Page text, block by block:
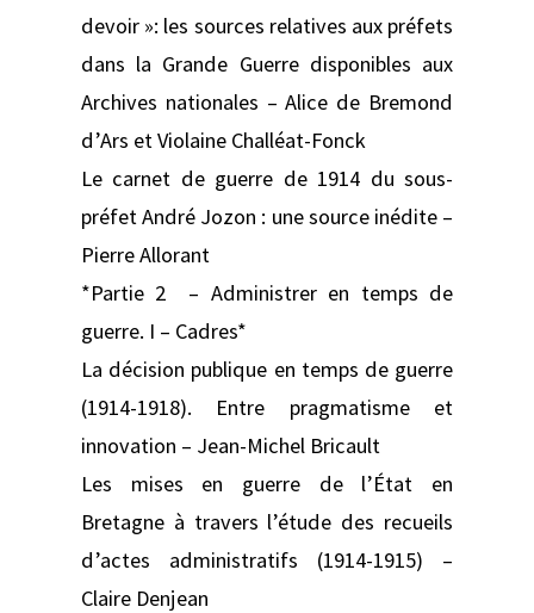
devoir »: les sources relatives aux préfets
dans la Grande Guerre disponibles aux
Archives nationales – Alice de Bremond
d’Ars et Violaine Challéat-Fonck
Le carnet de guerre de 1914 du sous-
préfet André Jozon : une source inédite –
Pierre Allorant
*Partie 2 – Administrer en temps de
guerre. I – Cadres*
La décision publique en temps de guerre
(1914-1918). Entre pragmatisme et
innovation – Jean-Michel Bricault
Les mises en guerre de l’État en
Bretagne à travers l’étude des recueils
d’actes administratifs (1914-1915) –
Claire Denjean